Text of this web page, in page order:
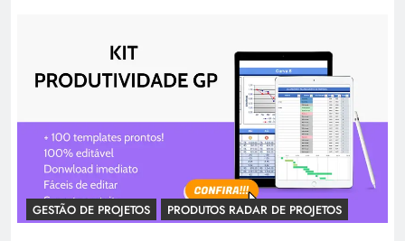
GESTÃO DE PROJETOS PRODUTOS RADAR DE PROJETOS